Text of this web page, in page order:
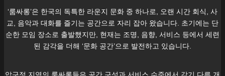
‘룸싸롱’은 한국의 독특한 라운지 문화 중 하나로, 오랜 시간 회식, 사
교, 음악과 대화를 즐기는 공간으로 자리 잡아 왔습니다. 초기에는 단
순한 모임 장소로 출발했지만, 현재는 조명, 음향, 서비스 등에서 세련
된 감각을 더해 ‘문화 공간’으로 발전하고 있습니다.